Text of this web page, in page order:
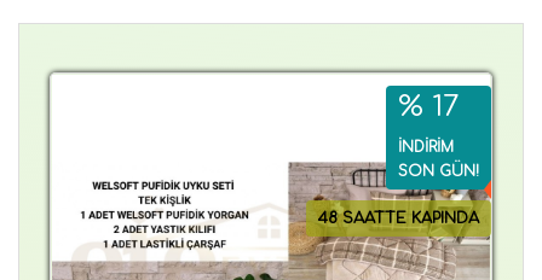
48 SAATTE KAPINDA
% 17
İNDİRİM
SON GÜN!